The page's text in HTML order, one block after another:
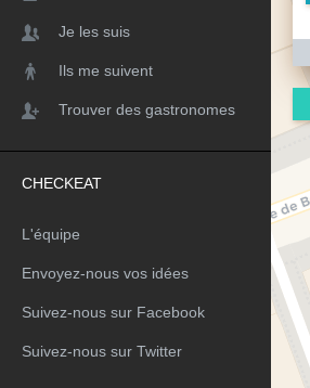
Je les suis
Ils me suivent
Trouver des gastronomes
CHECKEAT
L'équipe
Envoyez-nous vos idées
Suivez-nous sur Facebook
Suivez-nous sur Twitter